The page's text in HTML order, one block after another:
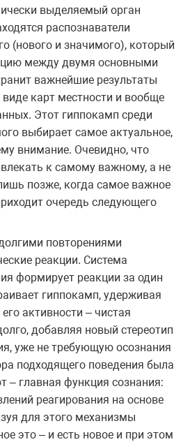
выделяемый орган
распознаватели
(нового и значимого), который
между двумя основными
важнейшие результаты
карт местности и вообще
Этот гиппокамп среди
выбирает самое актуальное,
внимание. Очевидно, что
к самому важному, а не
позже, когда самое важное
очередь следующего
повторениями
реакции. Система
формирует реакции за один
гиппокамп, удерживая
активности – чистая
добавляя новый стереотип
уже не требующую осознания
подходящего поведения была
– главная функция сознания:
реагирования на основе
для этого механизмы
это – и есть новое и при этом